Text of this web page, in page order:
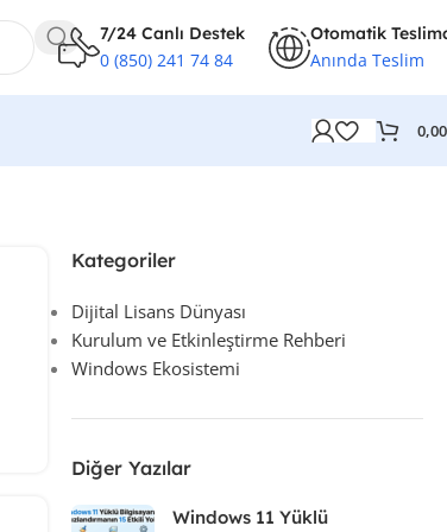
7/24 Canlı Destek
0 (850) 241 74 84
Otomatik
Anında Teslim
Kategoriler
Dijital Lisans Dünyası
Kurulum ve Etkinleştirme Rehberi
Windows Ekosistemi
Diğer Yazılar
Windows 11 Yüklü